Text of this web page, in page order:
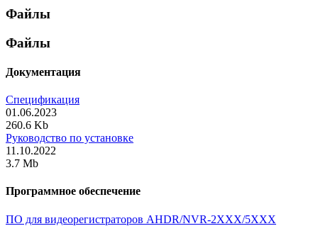
Файлы
Файлы
Документация
Спецификация
01.06.2023
260.6 Kb
Руководство по установке
11.10.2022
3.7 Mb
Программное обеспечение
ПО для видеорегистраторов AHDR/NVR-2XXX/5XXX